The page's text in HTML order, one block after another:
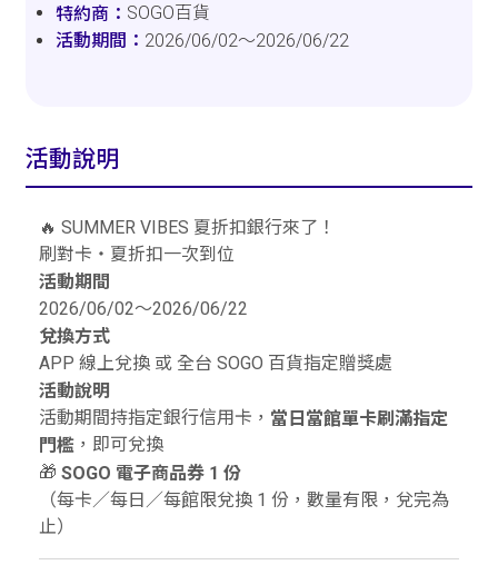
SOGO百貨
2026/06/02～2026/06/22
活動說明
🔥 SUMMER VIBES 夏折扣銀行來了！
刷對卡・夏折扣一次到位
活動期間
2026/06/02～2026/06/22
兌換方式
APP 線上兌換 或 全台 SOGO 百貨指定贈獎處
活動說明
活動期間持指定銀行信用卡， 當日當館單卡刷滿指定
門檻 ，即可兌換
🎁SOGO 電子商品券 1 份
（每卡／每日／每館限兌換 1 份，數量有限，兌完為
止）